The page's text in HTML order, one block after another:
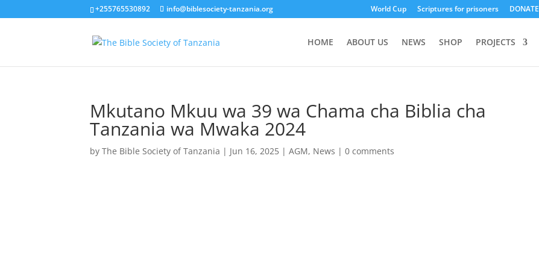
+255765530892 info@biblesociety-tanzania.org World Cup Scriptures for prisoners DONATE
HOME ABOUT US NEWS SHOP PROJECTS
Mkutano Mkuu wa 39 wa Chama cha Biblia cha
Tanzania wa Mwaka 2024
byThe Bible Society of Tanzania | Jun 16, 2025 |AGM, News |0 comments